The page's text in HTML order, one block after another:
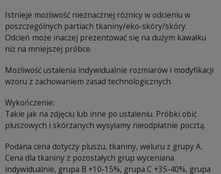
Istnieje możliwość nieznacznej różnicy w odcieniu w
poszczególnych partiach tkaniny/eko-skóry/skóry.
Odcień może inaczej prezentować się na dużym kawałku
niż na mniejszej próbce.
Możliwość ustalenia indywidualnie rozmiarów i modyfikacji
wzoru z zachowaniem zasad technologicznych.
Wykończenie:
Takie jak na zdjęciu lub inne po ustaleniu. Próbki obić
pluszowych i skórzanych wysyłamy nieodpłatnie pocztą.
Podana cena dotyczy pluszu, tkaniny, weluru z grupy A.
Cena dla tkaniny z pozostałych grup wyceniana
indywidualnie, grupa B +10-15%, grupa C +35-40%, grupa